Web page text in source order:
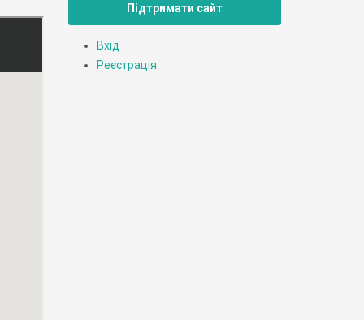
Підтримати сайт
Вхід
Реєстрація